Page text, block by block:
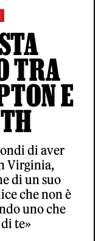
TRA
E
di aver
Virginia,
di un suo
che non è
uno che
te»